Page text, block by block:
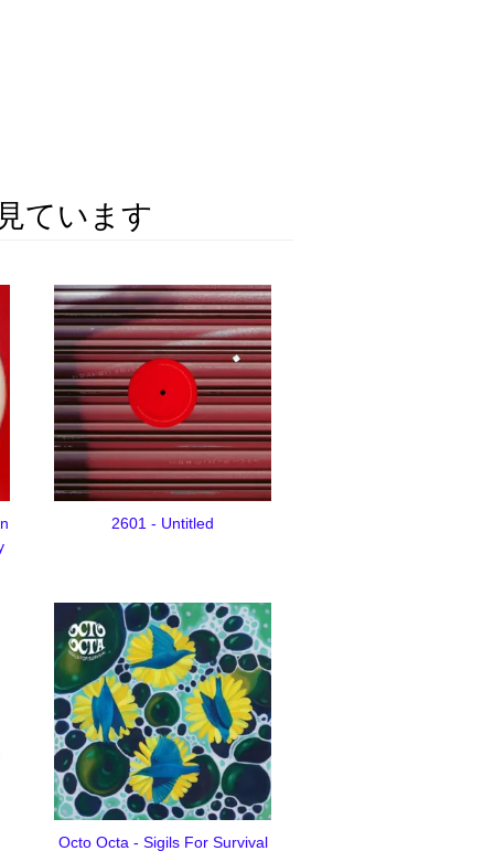
ています
2601 - Untitled
Octo Octa - Sigils For Survival